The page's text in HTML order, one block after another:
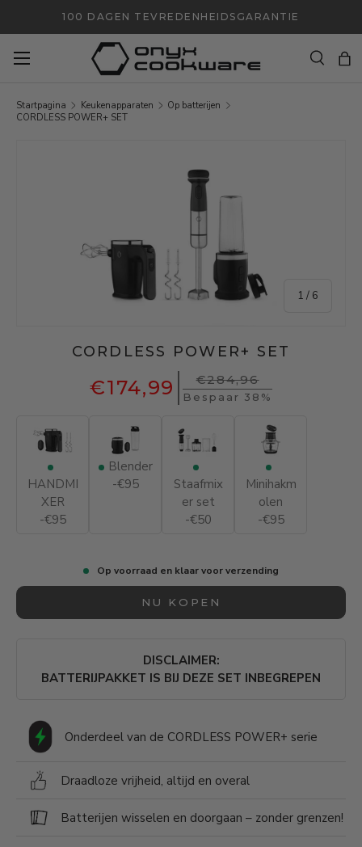
100 DAGEN TEVREDENHEIDSGARANTIE
Zoeken
Startpagina Keukenapparaten
Op batterijen
CORDLESS POWER+ SET
GA NAAR PRODUCTINFORMATIE
1 / van
6
CORDLESS POWER+ SET
€174,99 €284,96
Bespaar 38%
HANDMI
XER
-€95
Blender
-€95
Staafmix
er set
-€50
Minihakm
olen
-€95
Op voorraad en klaar voor verzending
NU KOPEN
DISCLAIMER:
BATTERIJPAKKET IS BIJ DEZE SET INBEGREPEN
Onderdeel van de CORDLESS POWER+ serie
Draadloze vrijheid, altijd en overal
Batterijen wisselen en doorgaan – zonder grenzen!